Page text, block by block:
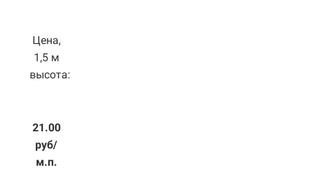
Цена,
1,5 м
высота:
21.00
руб/
м.п.